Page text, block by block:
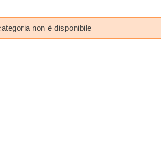
non è disponibile